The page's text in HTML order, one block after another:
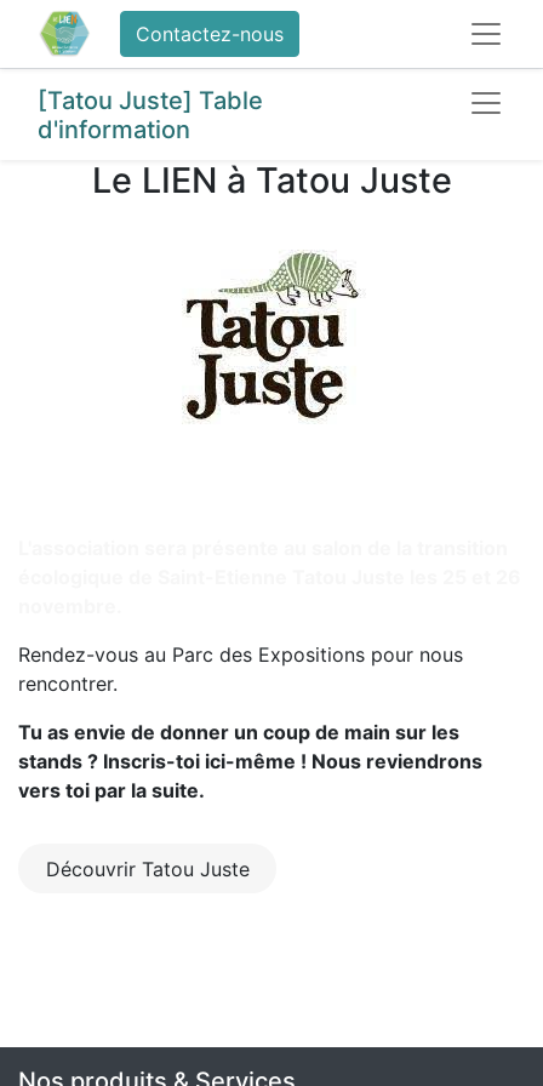
Contactez-nous
[Tatou Juste] Table
d'information
Le LIEN à Tatou Juste
Rendez-vous au Parc des Expositions pour nous
rencontrer.
Tu as envie de donner un coup de main sur les
stands ? Inscris-toi ici-même ! Nous reviendrons
vers toi par la suite.
Découvrir Tatou Juste